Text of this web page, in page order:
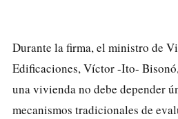
Durante la firma, el ministro de
Edificaciones, Víctor -Ito-
una vivienda no debe depender
mecanismos tradicionales de